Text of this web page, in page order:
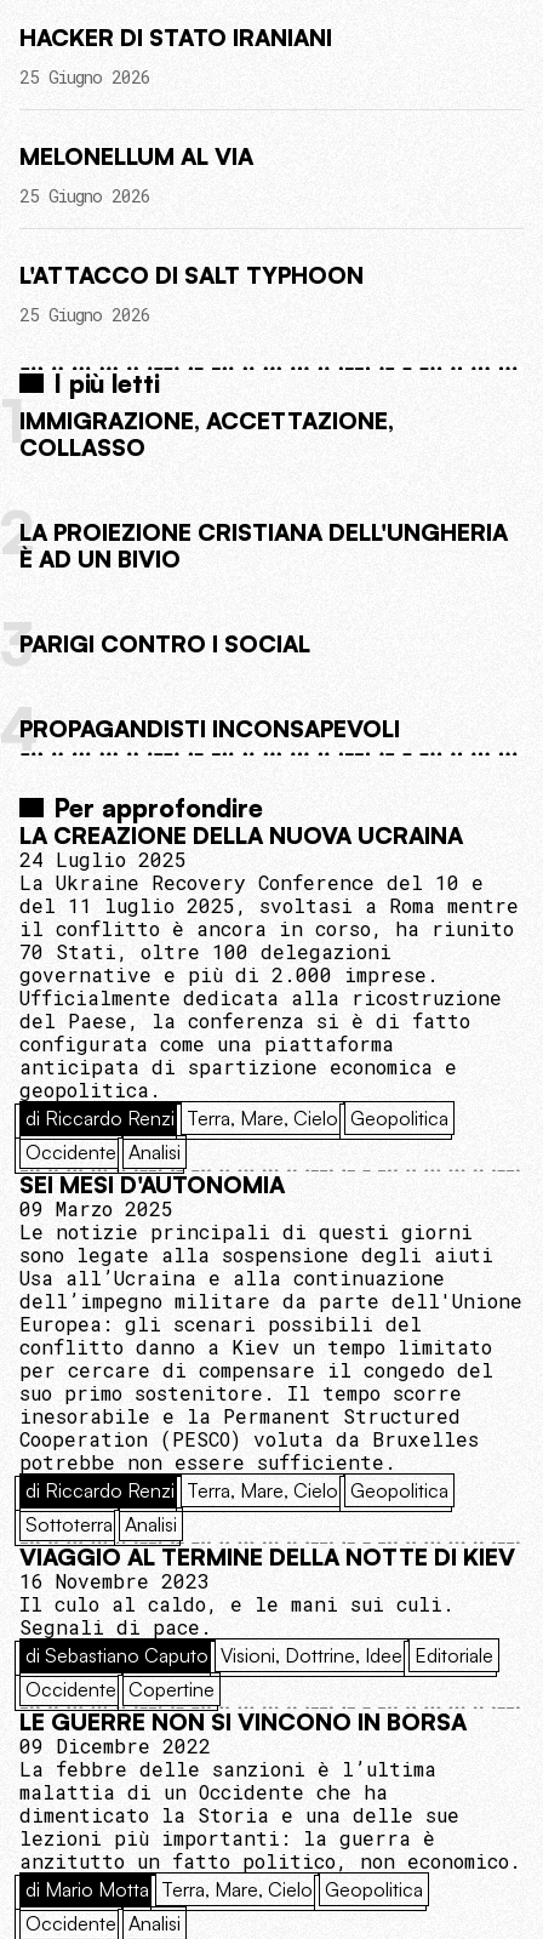
HACKER DI STATO IRANIANI
25 Giugno 2026
MELONELLUM AL VIA
25 Giugno 2026
L'ATTACCO DI SALT TYPHOON
25 Giugno 2026
I più letti
1IMMIGRAZIONE, ACCETTAZIONE,
COLLASSO
2LA PROIEZIONE CRISTIANA DELL'UNGHERIA
È AD UN BIVIO
3PARIGI CONTRO I SOCIAL
4PROPAGANDISTI INCONSAPEVOLI
Per approfondire
LA CREAZIONE DELLA NUOVA UCRAINA
24 Luglio 2025
La Ukraine Recovery Conference del 10 e
del 11 luglio 2025, svoltasi a Roma mentre
il conflitto è ancora in corso, ha riunito
70 Stati, oltre 100 delegazioni
governative e più di 2.000 imprese.
Ufficialmente dedicata alla ricostruzione
del Paese, la conferenza si è di fatto
configurata come una piattaforma
anticipata di spartizione economica e
geopolitica.
di Riccardo Renzi Terra, Mare, Cielo Geopolitica
Occidente Analisi
SEI MESI D'AUTONOMIA
09 Marzo 2025
Le notizie principali di questi giorni
sono legate alla sospensione degli aiuti
Usa all’Ucraina e alla continuazione
dell’impegno militare da parte dell'Unione
Europea: gli scenari possibili del
conflitto danno a Kiev un tempo limitato
per cercare di compensare il congedo del
suo primo sostenitore. Il tempo scorre
inesorabile e la Permanent Structured
Cooperation (PESCO) voluta da Bruxelles
potrebbe non essere sufficiente.
di Riccardo Renzi Terra, Mare, Cielo Geopolitica
Sottoterra Analisi
VIAGGIO AL TERMINE DELLA NOTTE DI KIEV
16 Novembre 2023
Il culo al caldo, e le mani sui culi.
Segnali di pace.
di Sebastiano Caputo Visioni, Dottrine, Idee Editoriale
Occidente Copertine
LE GUERRE NON SI VINCONO IN BORSA
09 Dicembre 2022
La febbre delle sanzioni è l’ultima
malattia di un Occidente che ha
dimenticato la Storia e una delle sue
lezioni più importanti: la guerra è
anzitutto un fatto politico, non economico.
di Mario Motta Terra, Mare, Cielo Geopolitica
Occidente Analisi